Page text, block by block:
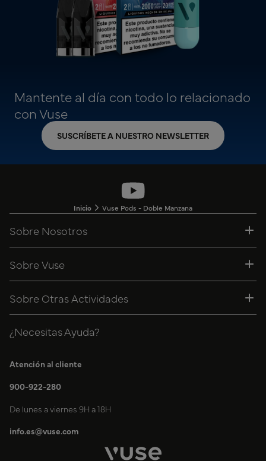
Mantente al día con todo lo relacionado
con Vuse
SUSCRÍBETE A NUESTRO NEWSLETTER
Inicio Vuse Pods - Doble Manzana
Sobre Nosotros
Sobre Vuse
Sobre Otras Actividades
¿Necesitas Ayuda?
Atención al cliente
900-922-280
De lunes a viernes 9H a 18H
info.es@vuse.com